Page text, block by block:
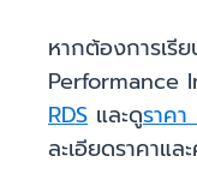
หากต้องการเรี
Performance
RDS และดูราค
ละเอียดราคาแ